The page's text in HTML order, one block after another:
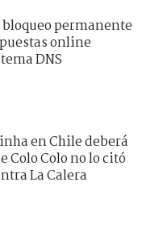
permanente
online
DNS
en Chile deberá
Colo Colo no lo citó
La Calera